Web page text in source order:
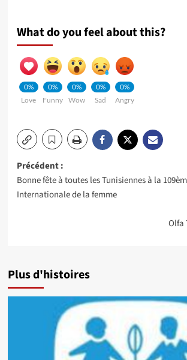
What do you feel about this?
0%
Love
0%
Funny
0%
Wow
0%
Sad
0%
Angry
Navigation
d’article
Précédent :
Bonne fête à toutes les Tunisiennes à la
Internationale de la femme
Olfa
Plus d'histoires